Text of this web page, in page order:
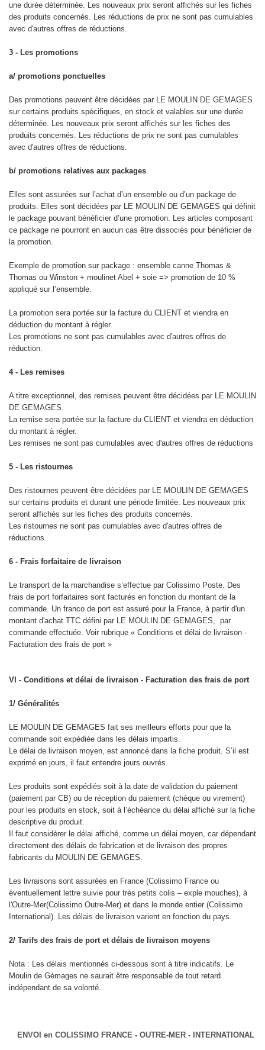
une durée déterminée. Les nouveaux prix seront affichés sur les fiches
des produits concernés. Les réductions de prix ne sont pas cumulables
avec d'autres offres de réductions.
3 - Les promotions
a/ promotions ponctuelles
Des promotions peuvent être décidées par LE MOULIN DE GEMAGES
sur certains produits spécifiques, en stock et valables sur une durée
déterminée. Les nouveaux prix seront affichés sur les fiches des
produits concernés. Les réductions de prix ne sont pas cumulables
avec d'autres offres de réductions.
b/ promotions relatives aux packages
Elles sont assurées sur l’achat d’un ensemble ou d’un package de
produits. Elles sont décidées par LE MOULIN DE GEMAGES qui définit
le package pouvant bénéficier d’une promotion. Les articles composant
ce package ne pourront en aucun cas être dissociés pour bénéficier de
la promotion.
Exemple de promotion sur package : ensemble canne Thomas &
Thomas ou Winston + moulinet Abel + soie => promotion de 10 %
appliqué sur l’ensemble.
La promotion sera portée sur la facture du CLIENT et viendra en
déduction du montant à régler.
Les promotions ne sont pas cumulables avec d'autres offres de
réduction.
4 - Les remises
A titre exceptionnel, des remises peuvent être décidées par LE MOULIN
DE GEMAGES.
La remise sera portée sur la facture du CLIENT et viendra en déduction
du montant à régler.
Les remises ne sont pas cumulables avec d'autres offres de réductions
5 - Les ristournes
Des ristournes peuvent être décidées par LE MOULIN DE GEMAGES
sur certains produits et durant une période limitée. Les nouveaux prix
seront affichés sur les fiches des produits concernés.
Les ristournes ne sont pas cumulables avec d'autres offres de
réductions.
6 - Frais forfaitaire de livraison
Le transport de la marchandise s’effectue par Colissimo Poste. Des
frais de port forfaitaires sont facturés en fonction du montant de la
commande. Un franco de port est assuré pour la France, à partir d'un
montant d'achat TTC défini par LE MOULIN DE GEMAGES, par
commande effectuée. Voir rubrique « Conditions et délai de livraison -
Facturation des frais de port »
VI - Conditions et délai de livraison - Facturation des frais de port
1/ Généralités
LE MOULIN DE GEMAGES fait ses meilleurs efforts pour que la
commande soit expédiée dans les délais impartis.
Le délai de livraison moyen, est annoncé dans la fiche produit. S’il est
exprimé en jours, il faut entendre jours ouvrés.
Les produits sont expédiés soit à la date de validation du paiement
(paiement par CB) ou de réception du paiement (chèque ou virement)
pour les produits en stock, soit à l’échéance du délai affiché sur la fiche
descriptive du produit.
Il faut considérer le délai affiché, comme un délai moyen, car dépendant
directement des délais de fabrication et de livraison des propres
fabricants du MOULIN DE GEMAGES.
Les livraisons sont assurées en France (Colissimo France ou
éventuellement lettre suivie pour très petits colis – exple mouches), à
l'Outre-Mer(Colissimo Outre-Mer) et dans le monde entier (Colissimo
International). Les délais de livraison varient en fonction du pays.
2/ Tarifs des frais de port et délais de livraison moyens
Nota : Les délais mentionnés ci-dessous sont à titre indicatifs. Le
Moulin de Gémages ne saurait être responsable de tout retard
indépendant de sa volonté.
ENVOI en COLISSIMO FRANCE - OUTRE-MER - INTERNATIONAL